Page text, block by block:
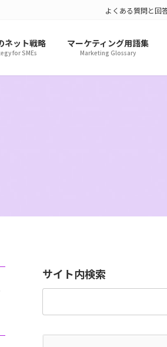
よくある質問と回
ネット戦略
for SMEs
マーケティング用語集
Marketing Glossary
サイト内検索